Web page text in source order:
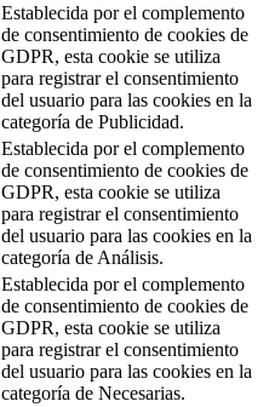
Establecida por el complemento
de consentimiento de cookies de
GDPR, esta cookie se utiliza
para registrar el consentimiento
del usuario para las cookies en la
categoría de Publicidad.
Establecida por el complemento
de consentimiento de cookies de
GDPR, esta cookie se utiliza
para registrar el consentimiento
del usuario para las cookies en la
categoría de Análisis.
Establecida por el complemento
de consentimiento de cookies de
GDPR, esta cookie se utiliza
para registrar el consentimiento
del usuario para las cookies en la
categoría de Necesarias.